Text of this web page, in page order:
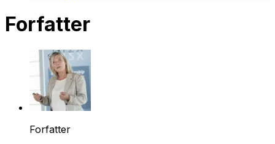
Forfatter
Forfatter